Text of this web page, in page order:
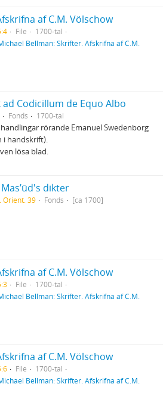
af C.M. Völschow
File
1700-tal
Bellman: Skrifter. Afskrifna af C.M.
Codicillum de Equo Albo
Fonds 1700-tal
rörande Emanuel Swedenborg
i handskrift).
lösa blad.
Masʼūd's dikter
Orient. 39 Fonds [ca 1700]
af C.M. Völschow
File
1700-tal
Bellman: Skrifter. Afskrifna af C.M.
af C.M. Völschow
File
1700-tal
Bellman: Skrifter. Afskrifna af C.M.